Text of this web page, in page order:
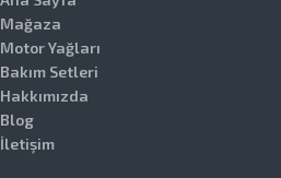
Mağaza
Motor Yağları
Bakım Setleri
Hakkımızda
Blog
İletişim